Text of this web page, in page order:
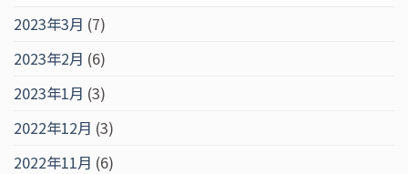
2023年3月 (7)
2023年2月 (6)
2023年1月 (3)
2022年12月 (3)
2022年11月 (6)